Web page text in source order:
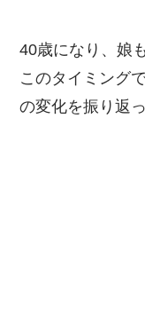
40歳になり、娘
このタイミング
の変化を振り返